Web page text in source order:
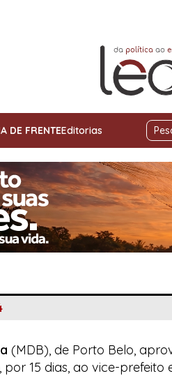
DE FRENTEEditorias
(MDB), de Porto Belo,
15 dias, ao vice-prefeito